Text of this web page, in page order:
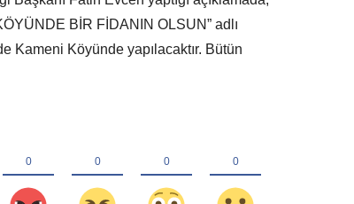
BİR FİDANIN OLSUN” adlı
Kameni Köyünde yapılacaktır. Bütün